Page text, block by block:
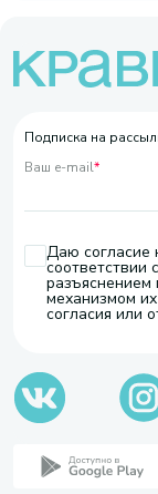
Подписка на
Ваш e-mail*
Даю согласие
соответствии с
разъяснением
механизмом
согласия или